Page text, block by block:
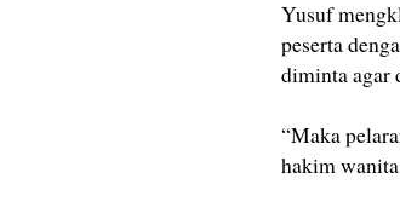
Yusuf
peserta
diminta agar
“Maka
hakim